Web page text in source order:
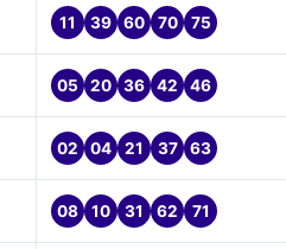
11 39 60 70 75
05 20 36 42 46
02 04 21 37 63
08 10 31 62 71